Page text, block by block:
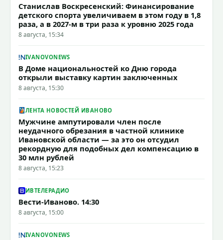
Станислав Воскресенский: Финансирование
детского спорта увеличиваем в этом году в 1,8
раза, а в 2027-м в три раза к уровню 2025 года
8 августа, 15:34
IVANOVONEWS
В Доме национальностей ко Дню города
открыли выставку картин заключенных
8 августа, 15:30
ЛЕНТА НОВОСТЕЙ ИВАНОВО
Мужчине ампутировали член после
неудачного обрезания в частной клинике
Ивановской области — за это он отсудил
рекордную для подобных дел компенсацию в
30 млн рублей
8 августа, 15:23
ИВТЕЛЕРАДИО
Вести-Иваново. 14:30
8 августа, 15:00
IVANOVONEWS